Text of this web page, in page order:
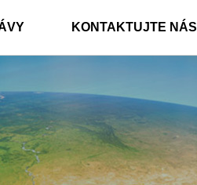
KONTAKTUJTE NÁS